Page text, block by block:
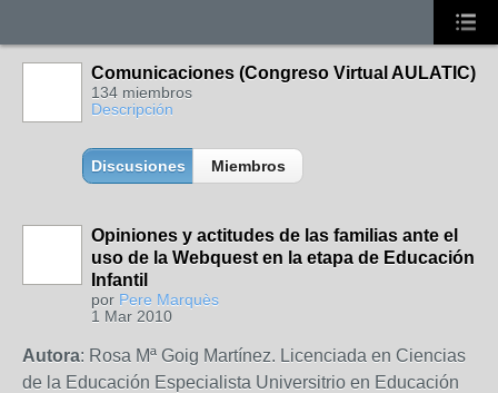
Comunicaciones (Congreso Virtual AULATIC)
134 miembros
Descripción
Discusiones Miembros
Opiniones y actitudes de las familias ante el
uso de la Webquest en la etapa de Educación
Infantil
por Pere Marquès
1 Mar 2010
Autora: Rosa Mª Goig Martínez. Licenciada en Ciencias
de la Educación Especialista Universitrio en Educación